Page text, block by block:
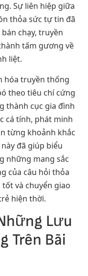
Sự liên hiệp giữa
thỏa sức tự tin đã
chạy, truyền
tấm gương về
liệt.
hóa truyền thống
theo tiêu chí cứng
thành cục gia đình
cá tính, phát minh
từng khoảnh khắc
đã giúp biểu
những mang sắc
của câu hỏi thỏa
và chuyển giao
hiện thời.
Lưu
Trên Bãi